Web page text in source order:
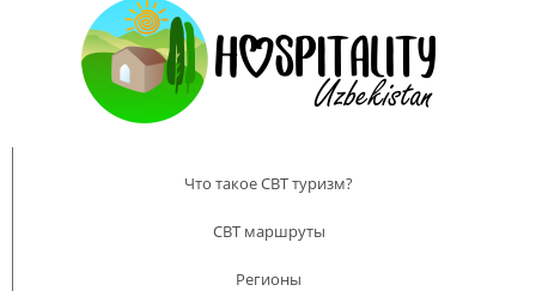
Что такое CBT туризм?
CBT маршруты
Регионы